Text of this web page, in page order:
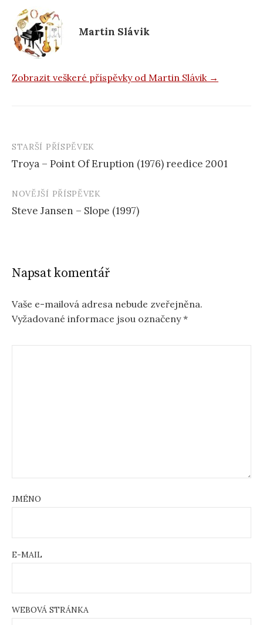
o
k Martin Slávik
Zobrazit veškeré příspěvky od Martin Slávik →
Navigace
příspěvku
STARŠÍ PŘÍSPĚVEK
Troya – Point Of Eruption (1976) reedice 2001
NOVĚJŠÍ PŘÍSPĚVEK
Steve Jansen – Slope (1997)
Napsat komentář
Vaše e-mailová adresa nebude zveřejněna.
Vyžadované informace jsou označeny*
JMÉNO
E-MAIL
WEBOVÁ STRÁNKA